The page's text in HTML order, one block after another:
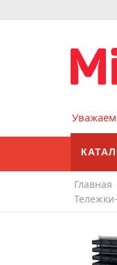
Главная